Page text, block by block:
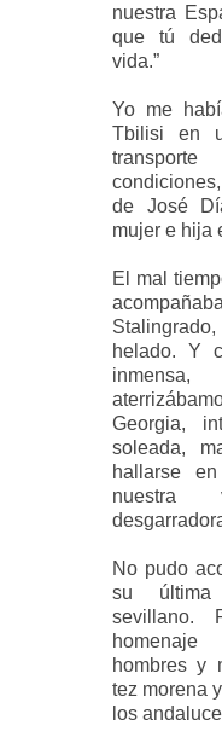
nuestra
que tú
vida.”
Yo me
Tbilisi en
de José
mujer e hija
El mal
helado. Y
Georgia,
soleada,
hallarse
nuestra
No pudo
su
sevillano.
hombres y
tez morena
los